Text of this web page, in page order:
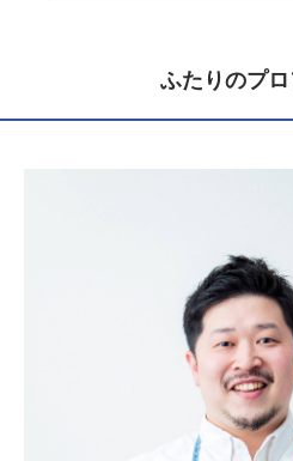
ふたりのプ